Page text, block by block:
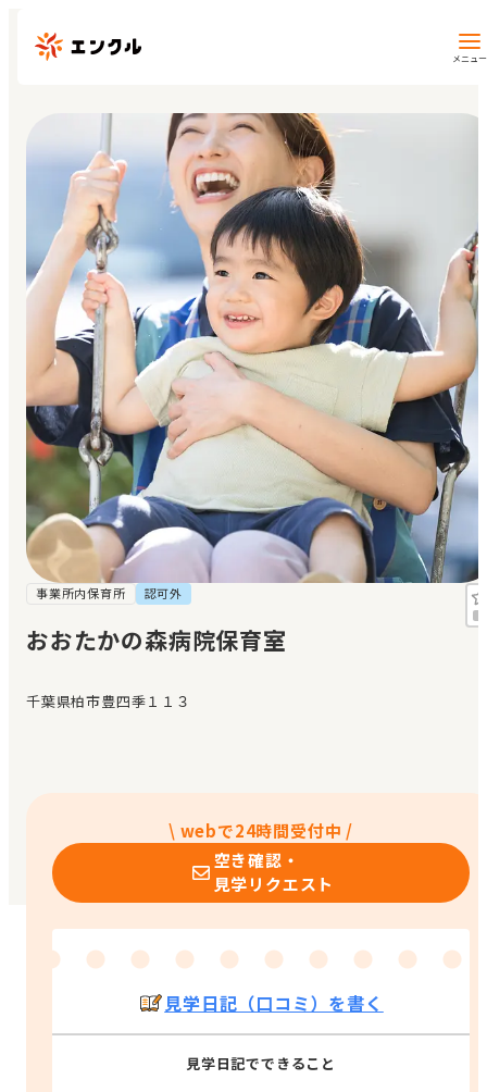
メニュー
保育園・幼稚園を探す
地図から探す
地域から探す
マイページ
閲覧履歴
お気に入り
見学日記
メッセージ
おすすめの園
エンクルの特徴と活用方法
事業所内保育所 認可外
おおたかの森病院保育室
千葉県柏市豊四季１１３
\ webで24時間受付中 /
空き確認・
見学リクエスト
見学日記（口コミ）を書く
見学日記でできること